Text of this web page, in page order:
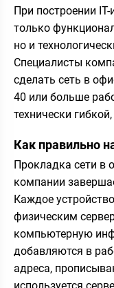
При построении
только
но и
Специалисты
сделать сеть в
40 или больше
технически
Как правильно
Прокладка сети в
компании
Каждое
физическим
компьютерную
добавляются в
адреса,